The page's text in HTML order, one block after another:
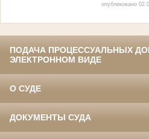
опубликовано
ПОДАЧА ПРОЦЕССУАЛЬНЫХ
ЭЛЕКТРОННОМ ВИДЕ
О СУДЕ
ДОКУМЕНТЫ СУДА